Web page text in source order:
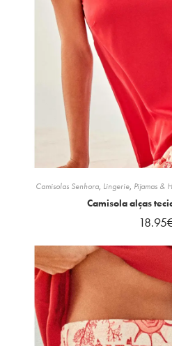
Camisolas Senhora, Lingerie, Pijamas &
Camisola alças
18.95